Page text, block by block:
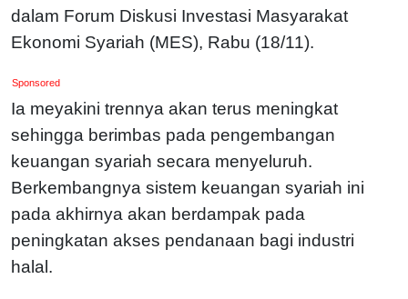
dalam Forum Diskusi Investasi Masyarakat
Ekonomi Syariah (MES), Rabu (18/11).
Sponsored
Ia meyakini trennya akan terus meningkat
sehingga berimbas pada pengembangan
keuangan syariah secara menyeluruh.
Berkembangnya sistem keuangan syariah ini
pada akhirnya akan berdampak pada
peningkatan akses pendanaan bagi industri
halal.